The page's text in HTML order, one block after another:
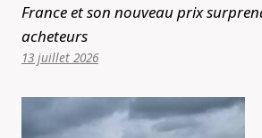
France et son nouveau prix
acheteurs
13 juillet 2026